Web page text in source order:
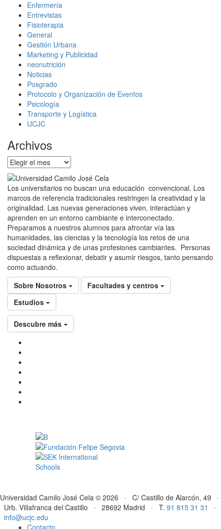
Enfermería
Entrevistas
Fisioterapia
General
Gestión Urbana
Marketing y Publicidad
neonutrición
Noticias
Posgrado
Protocolo y Organización de Eventos
Psicología
Transporte y Logística
UCJC
Archivos
Archivos
Los universitarios no buscan una educación convencional. Los
marcos de referencia tradicionales restringen la creatividad y la
originalidad. Las nuevas generaciones viven, interactúan y
aprenden en un entorno cambiante e interconectado.
Preparamos a nuestros alumnos para afrontar vía las
humanidades, las ciencias y la tecnología los retos de una
sociedad dinámica y de unas profesiones cambiantes. Personas
dispuestas a reflexionar, debatir y asumir riesgos, tanto pensando
como actuando.
Sobre Nosotros
Facultades y centros
Estudios
Descubre más
Universidad Camilo José Cela © 2026 · C/ Castillo de Alarcón, 49 ·
Urb. Villafranca del Castillo · 28692 Madrid · T. 91 815 31 31
·
info@ucjc.edu
Contacto